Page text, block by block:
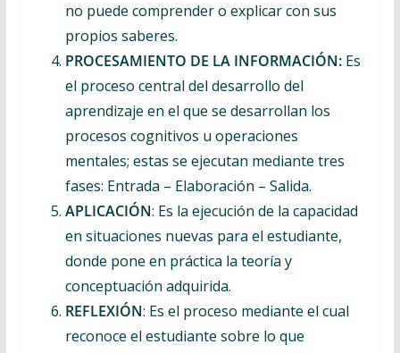
no puede comprender o explicar con sus
propios saberes.
PROCESAMIENTO DE LA INFORMACIÓN: Es
el proceso central del desarrollo del
aprendizaje en el que se desarrollan los
procesos cognitivos u operaciones
mentales; estas se ejecutan mediante tres
fases: Entrada – Elaboración – Salida.
APLICACIÓN: Es la ejecución de la capacidad
en situaciones nuevas para el estudiante,
donde pone en práctica la teoría y
conceptuación adquirida.
REFLEXIÓN: Es el proceso mediante el cual
reconoce el estudiante sobre lo que